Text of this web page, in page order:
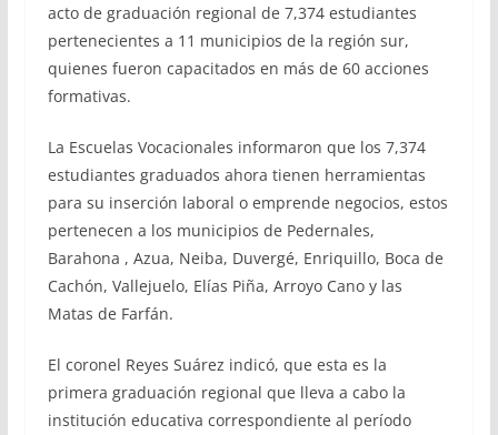
acto de graduación regional de 7,374 estudiantes
pertenecientes a 11 municipios de la región sur,
quienes fueron capacitados en más de 60 acciones
formativas.
La Escuelas Vocacionales informaron que los 7,374
estudiantes graduados ahora tienen herramientas
para su inserción laboral o emprende negocios, estos
pertenecen a los municipios de Pedernales,
Barahona , Azua, Neiba, Duvergé, Enriquillo, Boca de
Cachón, Vallejuelo, Elías Piña, Arroyo Cano y las
Matas de Farfán.
El coronel Reyes Suárez indicó, que esta es la
primera graduación regional que lleva a cabo la
institución educativa correspondiente al período